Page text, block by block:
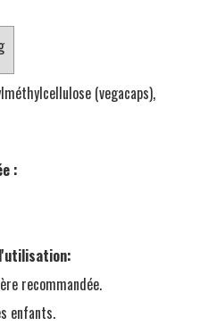
(vegacaps),
:
recommandée.
enfants.